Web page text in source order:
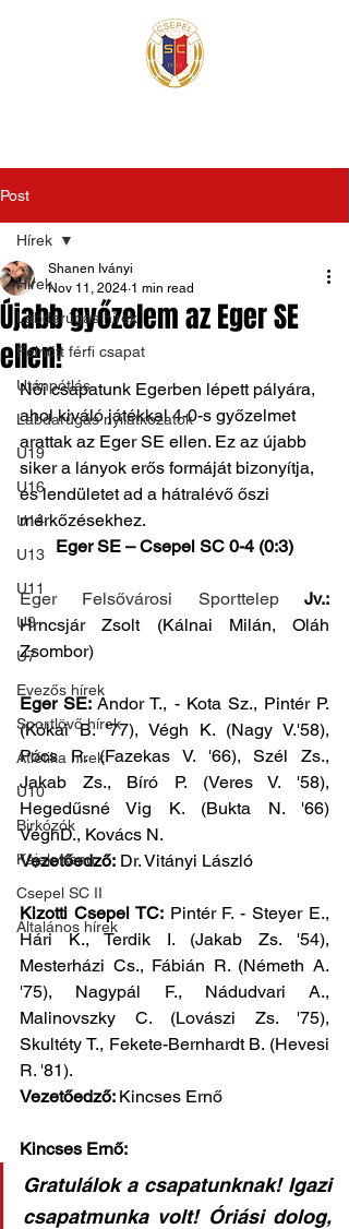
Post
Hírek
Labdarúgás hírek
Felnőtt férfi csapat
Utánpótlás
Labdarúgás nyilatkozatok
U19
U16
U14
U13
U11
U9
U7
Evezős hírek
Sportlövő hírek
Atlétika hírek
U10
Birkózók
Kajak-Kenu
Csepel SC II
Általános hírek
Hírek
Újabb győzelem az Eger SE
ellen!
Shanen Iványi
Nov 11, 2024 1 min read
Női csapatunk Egerben lépett pályára,
ahol kiváló játékkal 4-0-s győzelmet
arattak az Eger SE ellen. Ez az újabb
siker a lányok erős formáját bizonyítja,
és lendületet ad a hátralévő őszi
mérkőzésekhez.
Eger SE – Csepel SC 0-4 (0:3)
Eger Felsővárosi Sporttelep
Hrncsjár Zsolt (Kálnai Milán, Oláh
Zsombor)
Eger SE: Andor T., - Kota Sz., Pintér P.
(Kókai B. '77), Végh K. (Nagy V.'58),
Pócs R. (Fazekas V. '66), Szél Zs.,
Jakab Zs., Bíró P. (Veres V. '58),
Hegedűsné Vig K. (Bukta N. '66)
VéghD., Kovács N.
Vezetőedző: Dr. Vitányi László
Kizotti Csepel TC: Pintér F. - Steyer E.,
Hári K., Terdik I. (Jakab Zs. '54),
Mesterházi Cs., Fábián R. (Németh A.
'75), Nagypál F., Nádudvari A.,
Malinovszky C. (Lovászi Zs. '75),
Skultéty T., Fekete-Bernhardt B. (Hevesi
R. '81).
Vezetőedző: Kincses Ernő
Kincses Ernő:
Gratulálok a csapatunknak! Igazi
csapatmunka volt! Óriási dolog,